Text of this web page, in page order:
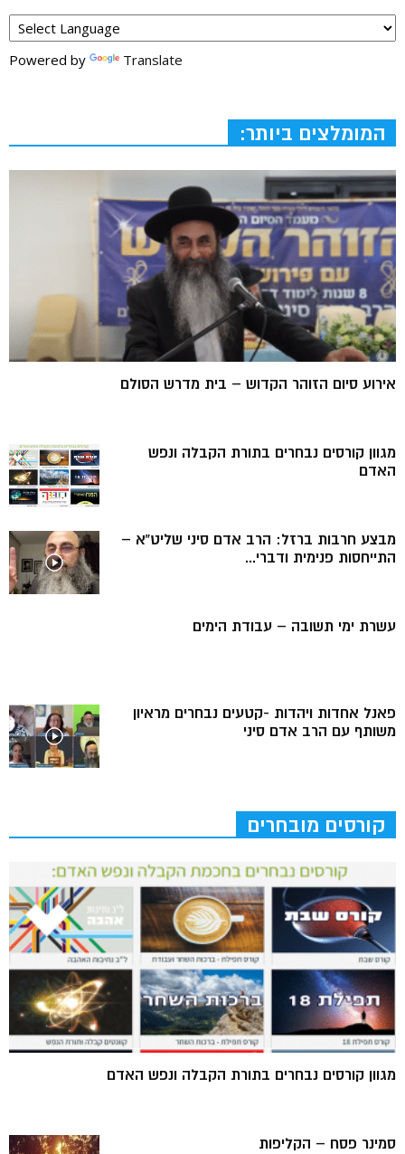
Powered by Translate
המומלצים ביותר:
אירוע סיום הזוהר הקדוש – בית מדרש הסולם
מגוון קורסים נבחרים בתורת הקבלה ונפש
האדם
מבצע חרבות ברזל: הרב אדם סיני שליט”א –
התייחסות פנימית ודברי...
עשרת ימי תשובה – עבודת הימים
פאנל אחדות ויהדות -קטעים נבחרים מראיון
משותף עם הרב אדם סיני
קורסים מובחרים
מגוון קורסים נבחרים בתורת הקבלה ונפש האדם
סמינר פסח – הקליפות